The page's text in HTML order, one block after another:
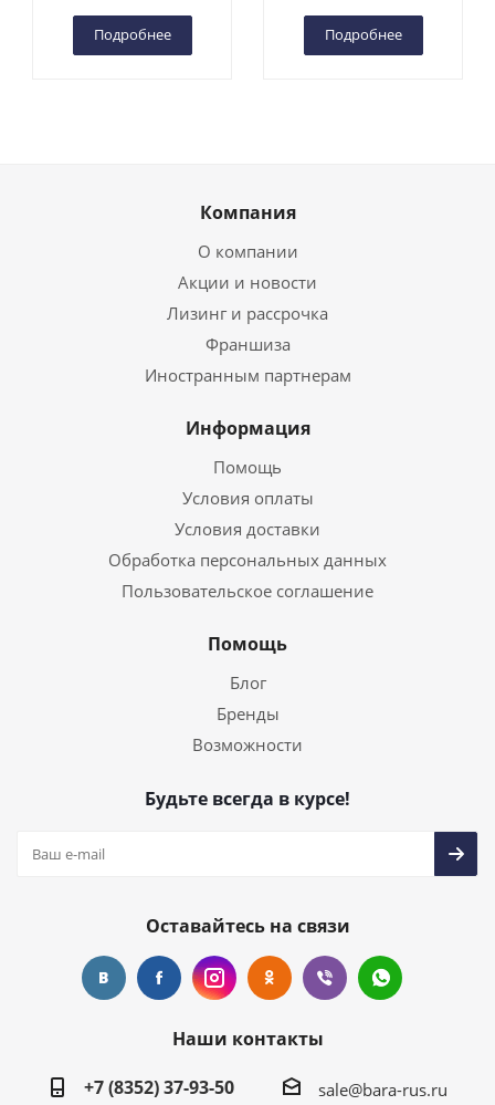
Подробнее Подробнее
Компания
О компании
Акции и новости
Лизинг и рассрочка
Франшиза
Иностранным партнерам
Информация
Помощь
Условия оплаты
Условия доставки
Обработка персональных данных
Пользовательское соглашение
Помощь
Блог
Бренды
Возможности
Будьте всегда в курсе!
Оставайтесь на связи
Наши контакты
+7 (8352) 37-93-50
sale@bara-rus.ru